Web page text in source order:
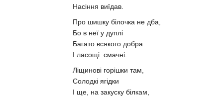
Насіння виїдав.
Про шишку білочка не дба,
Бо в неї у дуплі
Багато всякого добра
І ласощі смачні.
Ліщинові горішки там,
Солодкі ягідки
І ще, на закуску білкам,